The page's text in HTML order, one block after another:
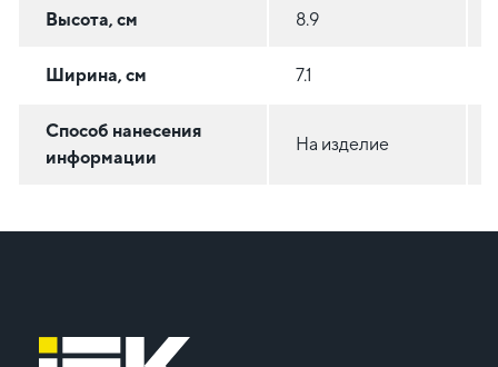
Высота, см 8.9
Ширина, см 7.1
Способ нанесения
информации
На изделие